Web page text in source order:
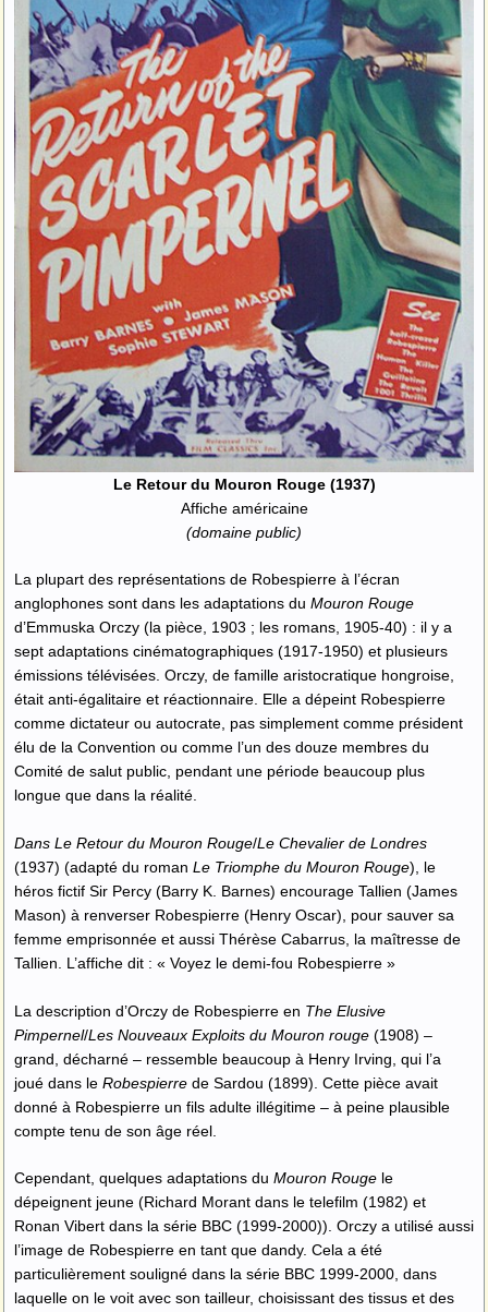
Le Retour du Mouron Rouge (1937)
Affiche américaine
(domaine public)
La plupart des représentations de Robespierre à l’écran
anglophones sont dans les adaptations du Mouron Rouge
d’Emmuska Orczy (la pièce, 1903 ; les romans, 1905-40) : il y a
sept adaptations cinématographiques (1917-1950) et plusieurs
émissions télévisées. Orczy, de famille aristocratique hongroise,
était anti-égalitaire et réactionnaire. Elle a dépeint Robespierre
comme dictateur ou autocrate, pas simplement comme président
élu de la Convention ou comme l’un des douze membres du
Comité de salut public, pendant une période beaucoup plus
longue que dans la réalité.
Dans Le Retour du Mouron Rouge/Le Chevalier de Londres
(1937) (adapté du roman Le Triomphe du Mouron Rouge), le
héros fictif Sir Percy (Barry K. Barnes) encourage Tallien (James
Mason) à renverser Robespierre (Henry Oscar), pour sauver sa
femme emprisonnée et aussi Thérèse Cabarrus, la maîtresse de
Tallien. L’affiche dit : « Voyez le demi-fou Robespierre »
La description d’Orczy de Robespierre en The Elusive
Pimpernel/Les Nouveaux Exploits du Mouron rouge(1908) –
grand, décharné – ressemble beaucoup à Henry Irving, qui l’a
joué dans le Robespierrede Sardou (1899). Cette pièce avait
donné à Robespierre un fils adulte illégitime – à peine plausible
compte tenu de son âge réel.
Cependant, quelques adaptations du Mouron Rougele
dépeignent jeune (Richard Morant dans le telefilm (1982) et
Ronan Vibert dans la série BBC (1999-2000)). Orczy a utilisé aussi
l’image de Robespierre en tant que dandy. Cela a été
particulièrement souligné dans la série BBC 1999-2000, dans
laquelle on le voit avec son tailleur, choisissant des tissus et des